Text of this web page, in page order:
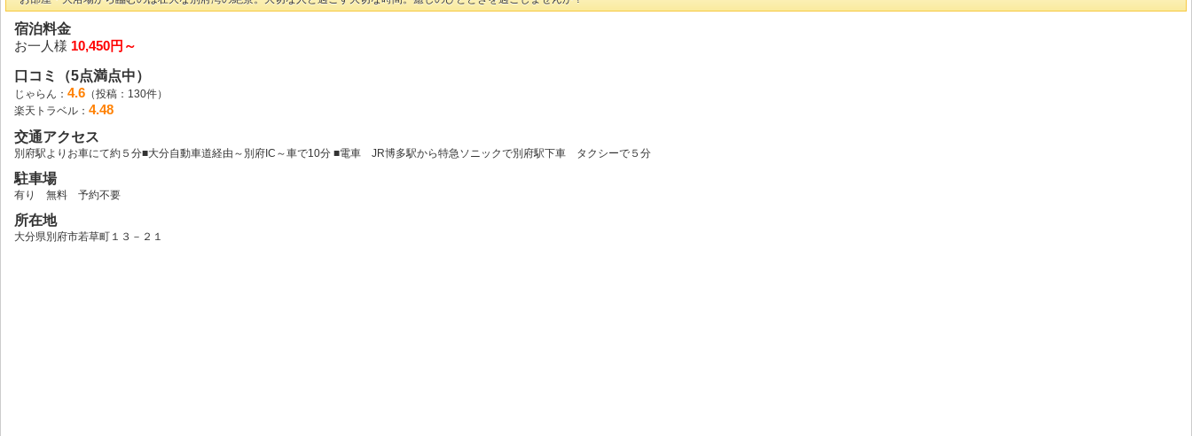
宿泊料金
お一人様 10,450円～
口コミ（5点満点中）
じゃらん： 4.6 （投稿：130件）
楽天トラベル： 4.48
交通アクセス
別府駅よりお車にて約５分■大分自動車道経由～別府IC～車で10分 ■電車 JR博多駅から特急ソニックで別府駅下車 タクシーで５分
駐車場
有り 無料 予約不要
所在地
大分県別府市若草町１３－２１